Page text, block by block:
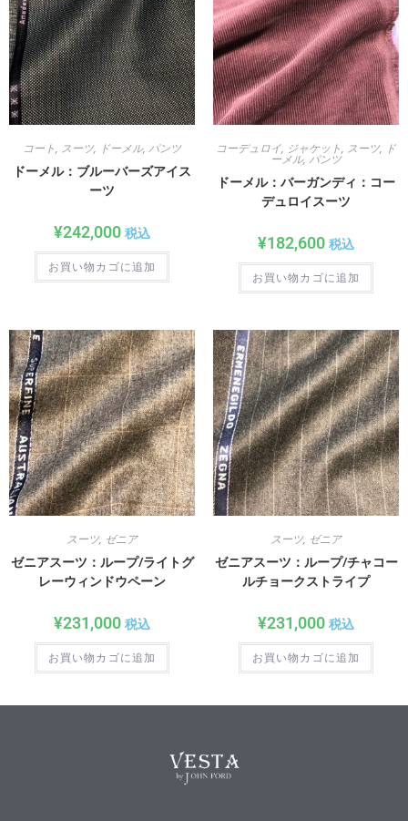
コート, スーツ, ドーメル, パンツ
ドーメル：ブルーバーズアイス
ーツ
¥242,000 税込
お買い物カゴに追加
コーデュロイ, ジャケット, スーツ, ド
ーメル, パンツ
ドーメル：バーガンディ：コー
デュロイスーツ
¥182,600 税込
お買い物カゴに追加
スーツ, ゼニア
ゼニアスーツ：ループ/ライトグ
レーウィンドウペーン
¥231,000 税込
お買い物カゴに追加
スーツ, ゼニア
ゼニアスーツ：ループ/チャコー
ルチョークストライプ
¥231,000 税込
お買い物カゴに追加